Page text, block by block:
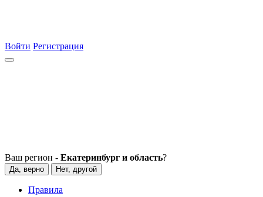
Войти Регистрация
Ваш регион - Екатеринбург и область?
Да, верно Нет, другой
Правила